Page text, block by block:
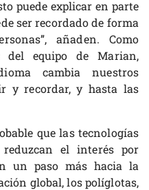
puede explicar en parte
ser recordado de forma
añaden. Como
del equipo de Marian,
cambia nuestros
y recordar, y hasta las
que las tecnologías
el interés por
un paso más hacia la
global, los políglotas,